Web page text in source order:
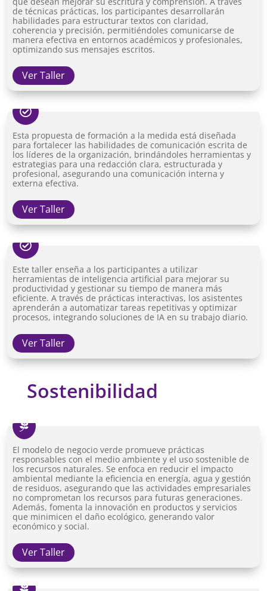
de técnicas prácticas, los participantes desarrollarán
habilidades para estructurar textos con claridad,
coherencia y precisión, permitiéndoles comunicarse de
manera efectiva en entornos académicos y profesionales,
optimizando sus mensajes escritos.
Ver Taller

Esta propuesta de formación a la medida está diseñada
para fortalecer las habilidades de comunicación escrita de
los líderes de la organización, brindándoles herramientas y
estrategias para una redacción clara, estructurada y
profesional, asegurando una comunicación interna y
externa efectiva.
Ver Taller

Este taller enseña a los participantes a utilizar
herramientas de inteligencia artificial para mejorar su
productividad y gestionar su tiempo de manera más
eficiente. A través de prácticas interactivas, los asistentes
aprenderán a automatizar tareas repetitivas y optimizar
procesos, integrando soluciones de IA en su trabajo diario.
Ver Taller
Sostenibilidad

El modelo de negocio verde promueve prácticas
responsables con el medio ambiente y el uso sostenible de
los recursos naturales. Se enfoca en reducir el impacto
ambiental mediante la eficiencia en energía, agua y gestión
de residuos, asegurando que las actividades empresariales
no comprometan los recursos para futuras generaciones.
Además, fomenta la innovación en productos y servicios
que minimicen el daño ecológico, generando valor
económico y social.
Ver Taller
